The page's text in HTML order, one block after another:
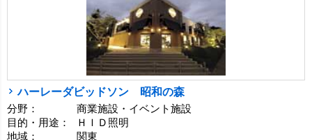
ハーレーダビッドソン 昭和の森
分野：
商業施設・イベント施設
目的・用途：
ＨＩＤ照明
地域：
関東